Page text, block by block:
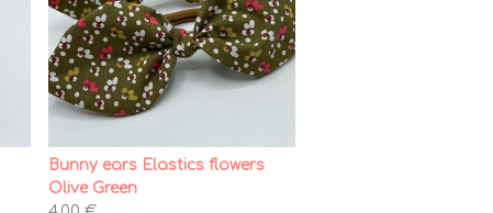
Bunny ears Elastics flowers
Olive Green